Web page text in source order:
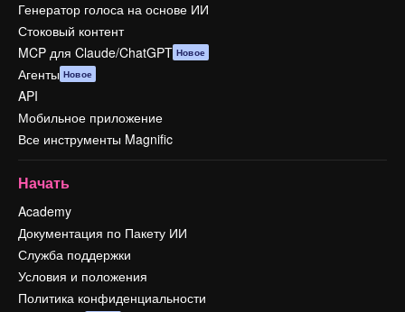
Генератор голоса на основе ИИ
Стоковый контент
MCP для Claude/ChatGPT Новое
Агенты Новое
API
Мобильное приложение
Все инструменты Magnific
Начать
Academy
Документация по Пакету ИИ
Служба поддержки
Условия и положения
Политика конфиденциальности